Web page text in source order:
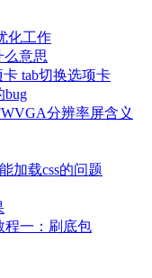
化工作
么意思
tab切换选项卡
bug
分辨率屏含义
加载css的问题
程一：刷底包